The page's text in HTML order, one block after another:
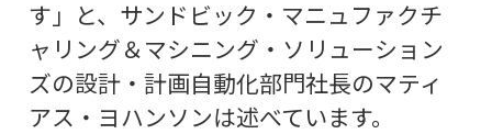
す」と、サンドビック・マニュファクチ
ャリング＆マシニング・ソリューション
ズの設計・計画自動化部門社長のマティ
アス・ヨハンソンは述べています。